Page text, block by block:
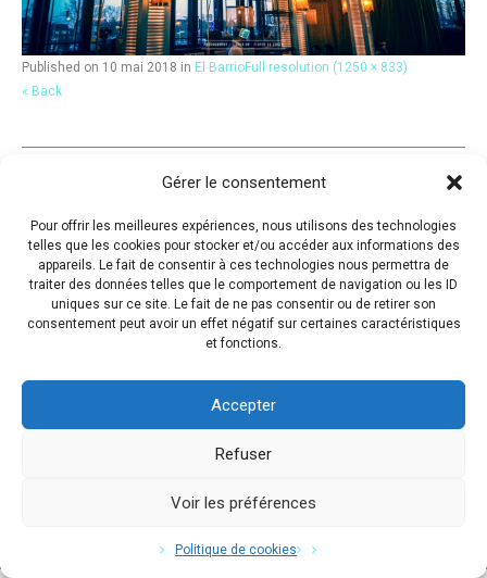
Gérer le consentement
Pour offrir les meilleures expériences, nous utilisons des technologies
telles que les cookies pour stocker et/ou accéder aux informations des
appareils. Le fait de consentir à ces technologies nous permettra de
traiter des données telles que le comportement de navigation ou les ID
uniques sur ce site. Le fait de ne pas consentir ou de retirer son
consentement peut avoir un effet négatif sur certaines caractéristiques
et fonctions.
Accepter
Refuser
Voir les préférences
Politique de cookies
Published on 10 mai 2018 in El BarrioFull resolution (1250 × 833)
« Back
Copyright © 2017 Flavio Da Costa. All Rights Reserved.